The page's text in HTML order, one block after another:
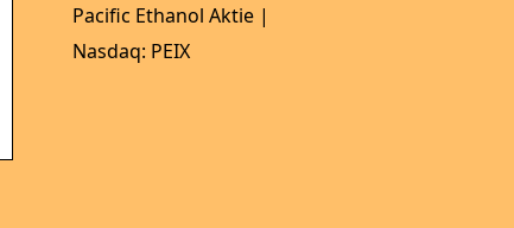
Pacific Ethanol Aktie |
Nasdaq: PEIX